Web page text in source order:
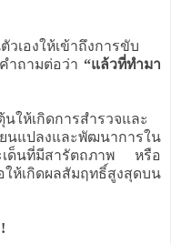
เองให้เข้าถึงการขับ
ำถามต่อว่า “แล้วที่ทำมา
ให้เกิดการสำรวจและ
แปลงและพัฒนาการใน
ด็นที่มีสารัตถภาพ หรือ
ให้เกิดผลสัมฤทธิ์สูงสุดบน